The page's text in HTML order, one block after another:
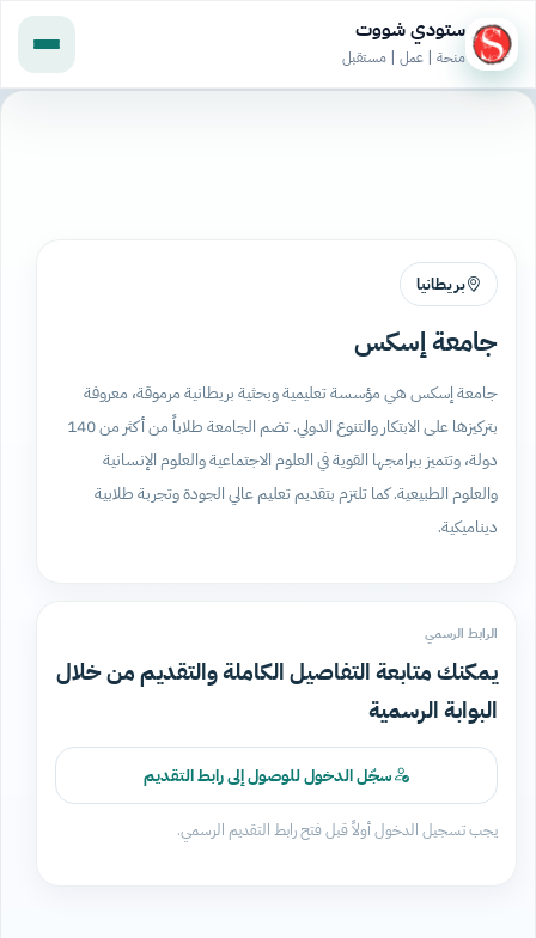
ستودي شووت
منحة | عمل | مستقبل
بريطانيا
جامعة إسكس
جامعة إسكس هي مؤسسة تعليمية وبحثية بريطانية مرموقة، معروفة
بتركيزها على الابتكار والتنوع الدولي. تضم الجامعة طلاباً من أكثر من 140
دولة، وتتميز ببرامجها القوية في العلوم الاجتماعية والعلوم الإنسانية
والعلوم الطبيعية. كما تلتزم بتقديم تعليم عالي الجودة وتجربة طلابية
ديناميكية.
الرابط الرسمي
يمكنك متابعة التفاصيل الكاملة والتقديم من خلال
البوابة الرسمية
سجّل الدخول للوصول إلى رابط التقديم
يجب تسجيل الدخول أولاً قبل فتح رابط التقديم الرسمي.